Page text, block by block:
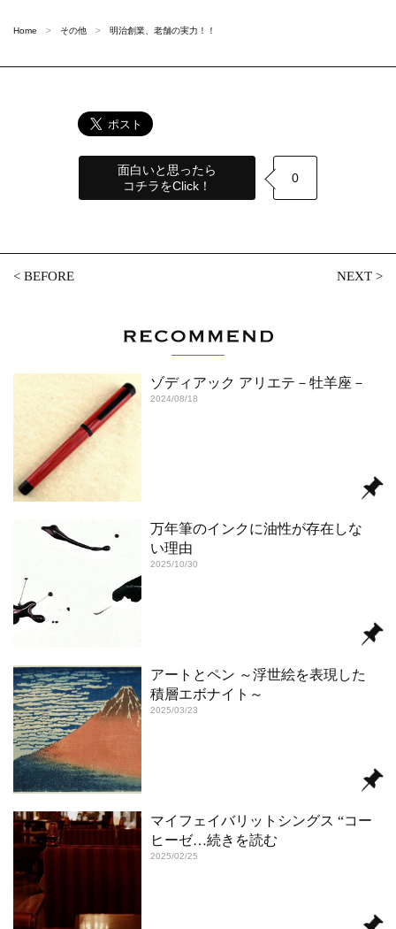
Home その他 明治創業、老舗の実力！！
面白いと思ったら
コチラをClick！
0
<BEFORE NEXT>
ゾディアック アリエテ－牡羊座－
2024/08/18
万年筆のインクに油性が存在しな
い理由
2025/10/30
アートとペン ～浮世絵を表現した
積層エボナイト～
2025/03/23
マイフェイバリットシングス “コー
ヒーゼ…続きを読む
2025/02/25